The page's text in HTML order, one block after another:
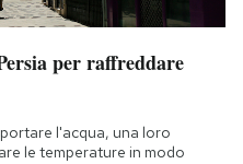
per raffreddare
l'acqua, una loro
le temperature in modo